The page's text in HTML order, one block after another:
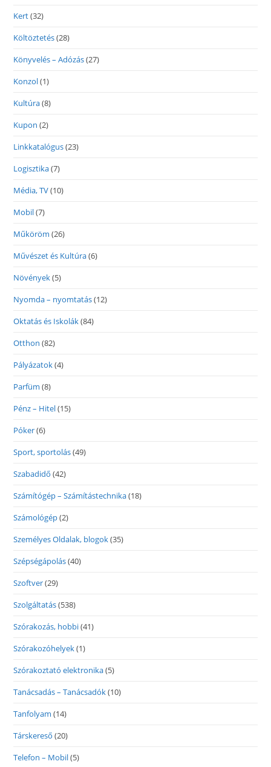
Kert(32)
Költöztetés(28)
Könyvelés – Adózás(27)
Konzol(1)
Kultúra(8)
Kupon (2)
Linkkatalógus(23)
Logisztika(7)
Média, TV(10)
Mobil(7)
Műköröm (26)
Művészet és Kultúra(6)
Növények(5)
Nyomda – nyomtatás(12)
Oktatás és Iskolák(84)
Otthon (82)
Pályázatok(4)
Parfüm (8)
Pénz – Hitel(15)
Póker(6)
Sport, sportolás(49)
Szabadidő (42)
Számítógép – Számítástechnika(18)
Számológép(2)
Személyes Oldalak, blogok(35)
Szépségápolás(40)
Szoftver(29)
Szolgáltatás(538)
Szórakozás, hobbi(41)
Szórakozóhelyek(1)
Szórakoztató elektronika(5)
Tanácsadás – Tanácsadók(10)
Tanfolyam (14)
Társkereső (20)
Telefon – Mobil(5)